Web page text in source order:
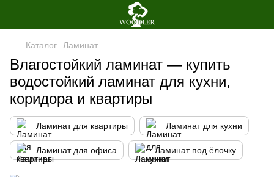
Каталог Ламинат
Влагостойкий ламинат — купить
водостойкий ламинат для кухни,
коридора и квартиры
Ламинат для квартиры Ламинат для кухни
Ламинат для офиса Ламинат под ёлочку